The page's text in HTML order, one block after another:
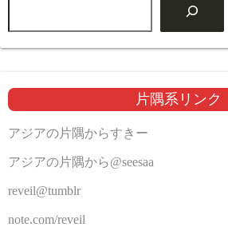
片隅系リンク
アジアの片隅からすきー
アジアの片隅から@seesaa
reveil@tumblr
note.com/reveil